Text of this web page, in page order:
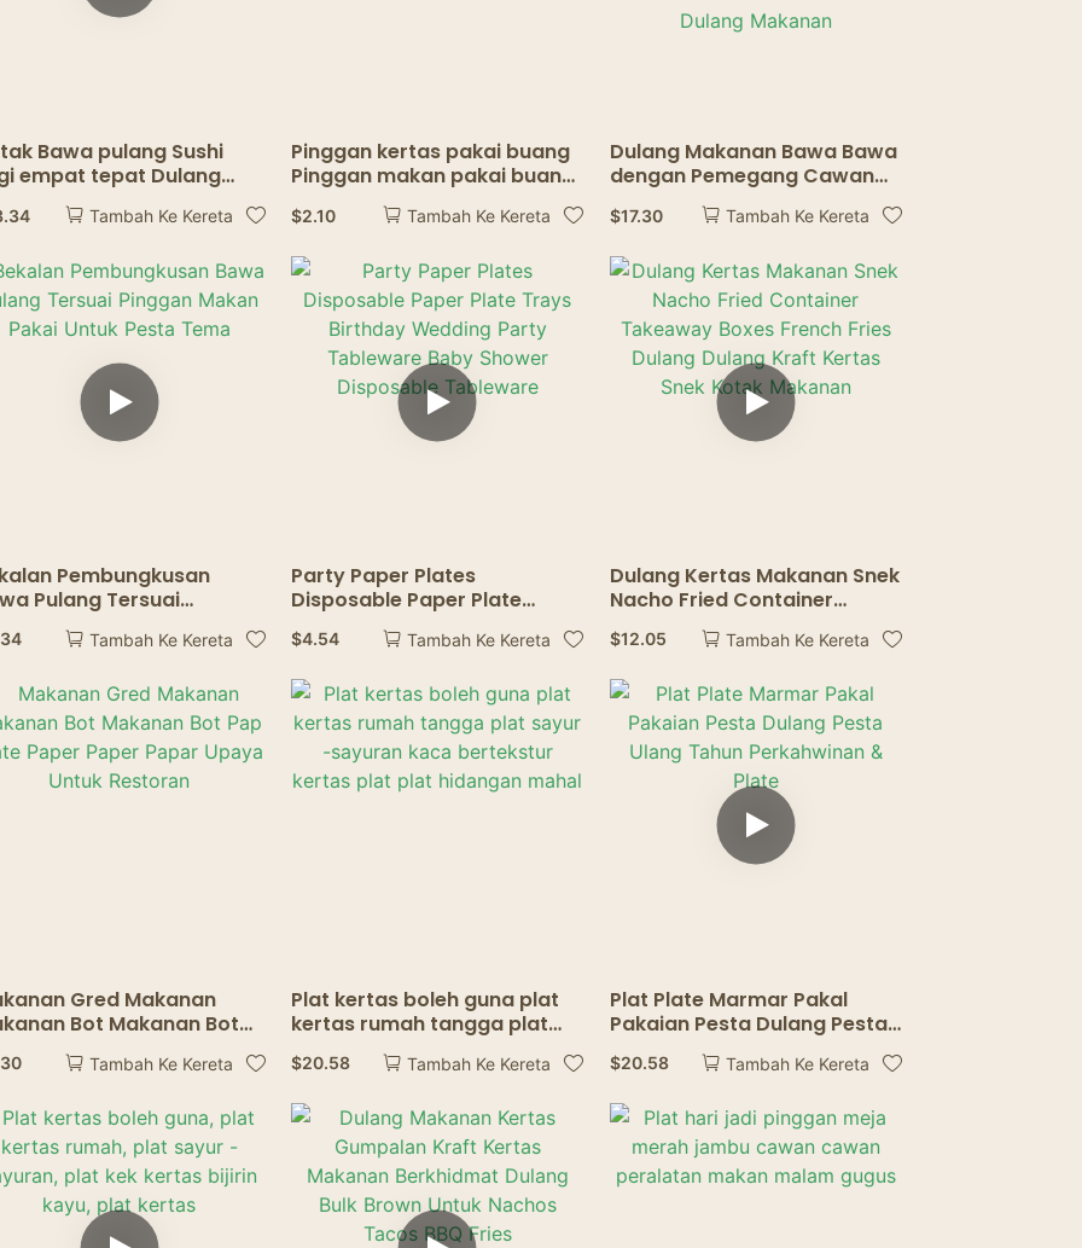
Bawa pulang Sushi
empat tepat Dulang
Bekas Penyimpanan
Kertas Kraft
Tambah Ke Kereta
Pinggan kertas pakai buang
Pinggan makan pakai buang
organik untuk pinggan
kertas kek barbeku untuk
restoran
$2.10 Tambah Ke Kereta
Dulang Makanan Bawa Bawa
dengan Pemegang Cawan
Bekas Snek Kertas Dengan
Kertas Kalis Minyak Kotak
Goreng Pakai Kertas Kraft
Kotak Snek Dulang Makanan
$17.30 Tambah Ke Kereta
Pembungkusan
Pulang Tersuai
Makan Pakai Untuk
Tema Tambah Ke Kereta
Party Paper Plates
Disposable Paper Plate
Trays Birthday Wedding
Party Tableware Baby
Shower Disposable
Tableware
$4.54 Tambah Ke Kereta
Dulang Kertas Makanan Snek
Nacho Fried Container
Takeaway Boxes French
Fries Dulang Dulang Kraft
Kertas Snek Kotak Makanan
$12.05 Tambah Ke Kereta
Gred Makanan
Bot Makanan Bot
Plate Paper Paper Papar
Untuk Restoran
Tambah Ke Kereta
Plat kertas boleh guna plat
kertas rumah tangga plat
sayur -sayuran kaca
bertekstur kertas plat plat
hidangan mahal
$20.58 Tambah Ke Kereta
Plat Plate Marmar Pakal
Pakaian Pesta Dulang Pesta
Ulang Tahun Perkahwinan &
Plate
$20.58 Tambah Ke Kereta